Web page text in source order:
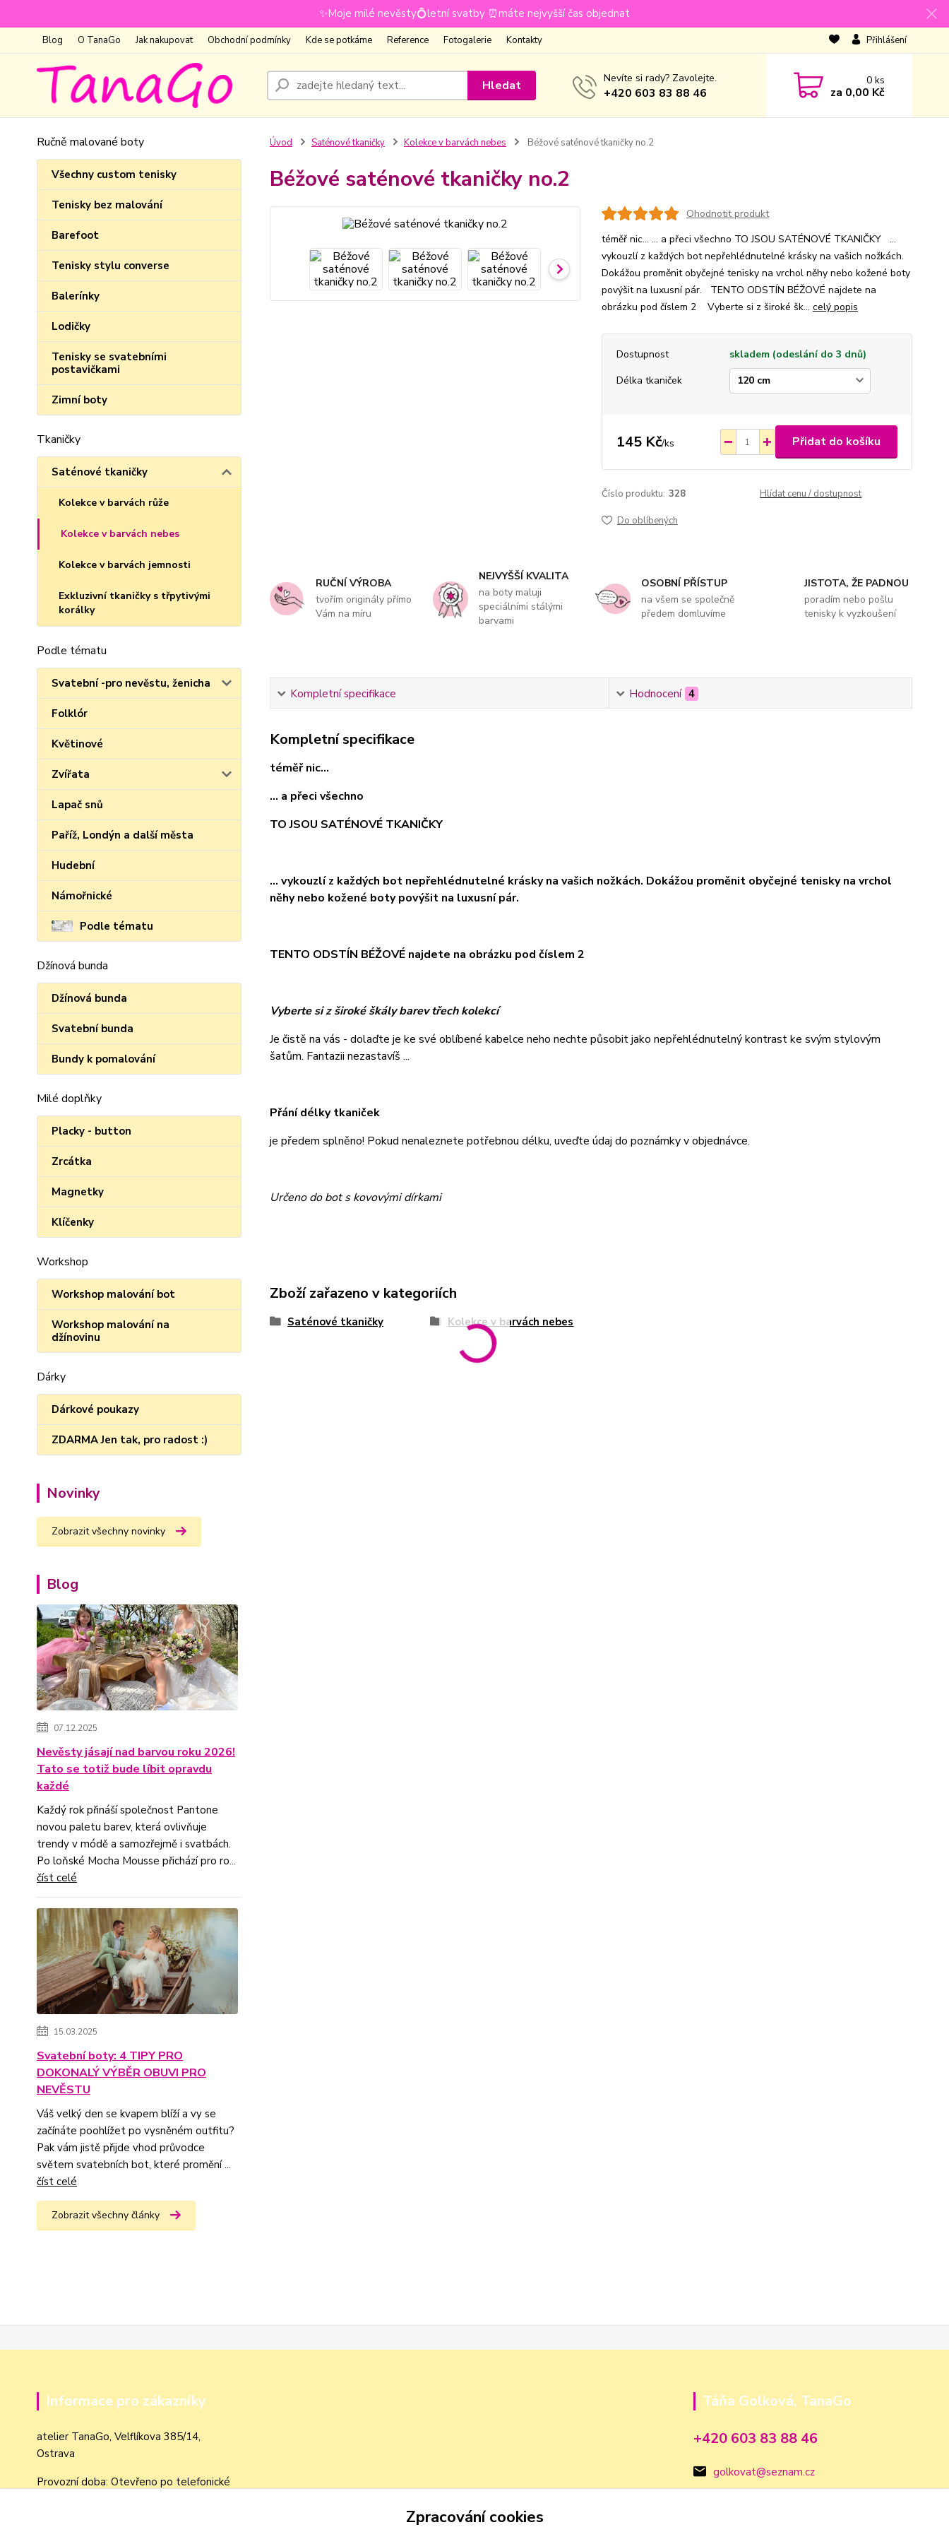
✨Moje milé nevěsty💍letní svatby ⏰máte nejvyšší čas objednat
Blog O TanaGo Jak nakupovat Obchodní podmínky Kde se potkáme Reference Fotogalerie Kontakty Přihlášení
Hledat Nevíte si rady? Zavolejte.
+420 603 83 88 46
0ks
za 0,00 Kč
Ručně malované boty
Všechny custom tenisky
Tenisky bez malování
Barefoot
Tenisky stylu converse
Balerínky
Lodičky
Tenisky se svatebními
postavičkami
Zimní boty
Tkaničky
Saténové tkaničky
Kolekce v barvách růže
Kolekce v barvách nebes
Kolekce v barvách jemnosti
Exkluzivní tkaničky s třpytivými
korálky
Podle tématu
Svatební -pro nevěstu, ženicha
Folklór
Květinové
Zvířata
Lapač snů
Paříž, Londýn a další města
Hudební
Námořnické
Podle tématu
Džínová bunda
Džínová bunda
Svatební bunda
Bundy k pomalování
Milé doplňky
Placky - button
Zrcátka
Magnetky
Klíčenky
Workshop
Workshop malování bot
Workshop malování na
džínovinu
Dárky
Dárkové poukazy
ZDARMA Jen tak, pro radost :)
Novinky
Zobrazit všechny novinky
Blog
07.12.2025
Nevěsty jásají nad barvou roku 2026!
Tato se totiž bude líbit opravdu
každé
Každý rok přináší společnost Pantone
novou paletu barev, která ovlivňuje
trendy v módě a samozřejmě i svatbách.
Po loňské Mocha Mousse přichází pro ro...
číst celé
15.03.2025
Svatební boty: 4 TIPY PRO
DOKONALÝ VÝBĚR OBUVI PRO
NEVĚSTU
Váš velký den se kvapem blíží a vy se
začínáte poohlížet po vysněném outfitu?
Pak vám jistě přijde vhod průvodce
světem svatebních bot, které promění ...
číst celé
Zobrazit všechny články
Úvod Saténové tkaničky Kolekce v barvách nebes Béžové saténové tkaničky no.2
Béžové saténové tkaničky no.2
Ohodnotit produkt
téměř nic... ... a přeci všechno TO JSOU SATÉNOVÉ TKANIČKY ...
vykouzlí z každých bot nepřehlédnutelné krásky na vašich nožkách.
Dokážou proměnit obyčejné tenisky na vrchol něhy nebo kožené boty
povýšit na luxusní pár. TENTO ODSTÍN BÉŽOVÉ najdete na
obrázku pod číslem 2 Vyberte si z široké šk... celý popis
Dostupnost
skladem (odeslání do 3 dnů)
Délka tkaniček
145 Kč/ks Přidat do košíku
Číslo produktu: 328 Hlídat cenu / dostupnost
Do oblíbených
RUČNÍ VÝROBA
tvořím originály přímo
Vám na míru
NEJVYŠŠÍ KVALITA
na boty maluji
speciálními stálými
barvami
OSOBNÍ PŘÍSTUP
na všem se společně
předem domluvíme
JISTOTA, ŽE PADNOU
poradím nebo pošlu
tenisky k vyzkoušení
Kompletní specifikace Hodnocení 4
Kompletní specifikace
téměř nic...
... a přeci všechno
TO JSOU SATÉNOVÉ TKANIČKY
... vykouzlí z každých bot nepřehlédnutelné krásky na vašich nožkách. Dokážou proměnit obyčejné tenisky na vrchol
něhy nebo kožené boty povýšit na luxusní pár.
TENTO ODSTÍN BÉŽOVÉ najdete na obrázku pod číslem 2
Vyberte si z široké škály barev třech kolekcí
Je čistě na vás - dolaďte je ke své oblíbené kabelce neho nechte působit jako nepřehlédnutelný kontrast ke svým stylovým
šatům. Fantazii nezastavíš ...
Přání délky tkaniček
je předem splněno! Pokud nenaleznete potřebnou délku, uveďte údaj do poznámky v objednávce.
Určeno do bot s kovovými dírkami
Zboží zařazeno v kategoriích
Saténové tkaničky Kolekce v barvách nebes
Informace pro zákazníky
atelier TanaGo, Velflíkova 385/14,
Ostrava
Provozní doba: Otevřeno po telefonické
Táňa Golková, TanaGo
+420 603 83 88 46
golkovat@seznam.cz
Zpracování cookies